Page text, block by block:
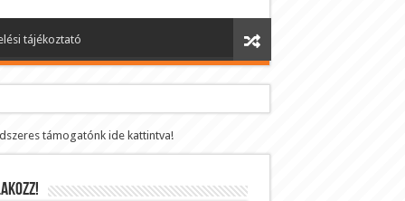
tájékoztató
támogatónk ide kattintva!